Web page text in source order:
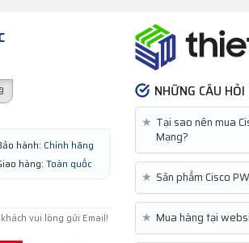
hành: Chính hãng
hàng: Toàn quốc
vui lòng gửi Email!
NHỮNG CÂU
★ Tại sao nên mua
Mạng?
★ Sản phẩm Cisco
★ Mua hàng tại